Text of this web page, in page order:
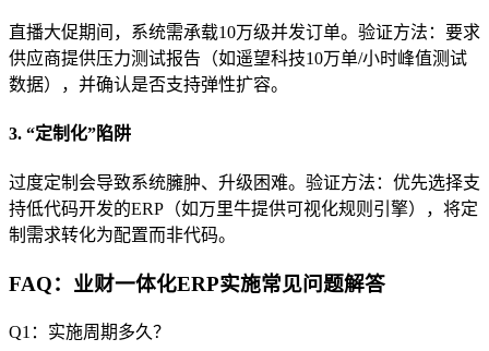
直播大促期间，系统需承载10万级并发订单。验证方法：要求
供应商提供压力测试报告（如遥望科技10万单/小时峰值测试
数据），并确认是否支持弹性扩容。
3. “定制化”陷阱
过度定制会导致系统臃肿、升级困难。验证方法：优先选择支
持低代码开发的ERP（如万里牛提供可视化规则引擎），将定
制需求转化为配置而非代码。
FAQ：业财一体化ERP实施常见问题解答
Q1：实施周期多久？